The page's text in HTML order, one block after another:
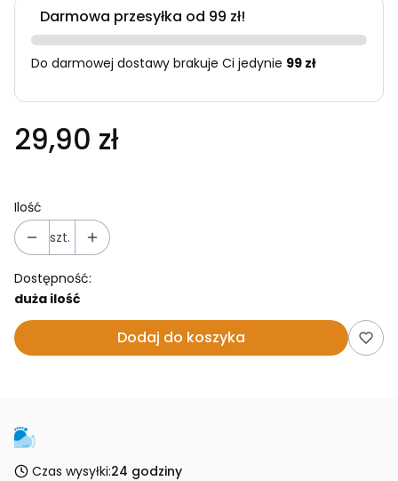
Darmowa przesyłka od 99 zł!
Do darmowej dostawy brakuje Ci jedynie 99 zł
29,90 zł
Ilość
szt.
Dostępność:
duża ilość
Dodaj do koszyka
Czas wysyłki:24 godziny